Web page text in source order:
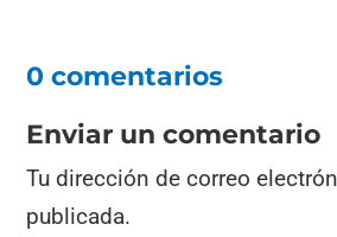
0 comentarios
Enviar un comentario
Tu dirección de correo
publicada.